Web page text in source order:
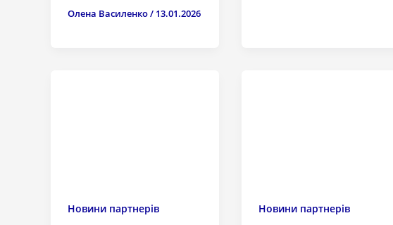
Олена Василенко/ 13.01.2026
Новини партнерів Новини партнерів